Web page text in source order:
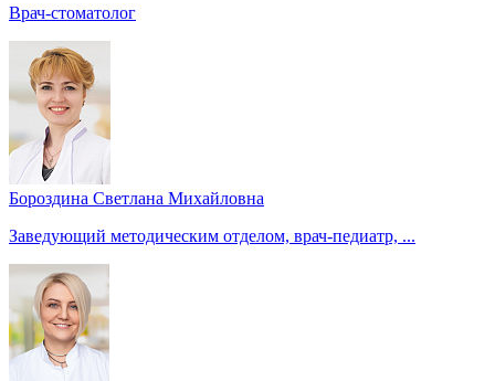
Врач-стоматолог
Бороздина Светлана Михайловна
Заведующий методическим отделом, врач-педиатр, ...